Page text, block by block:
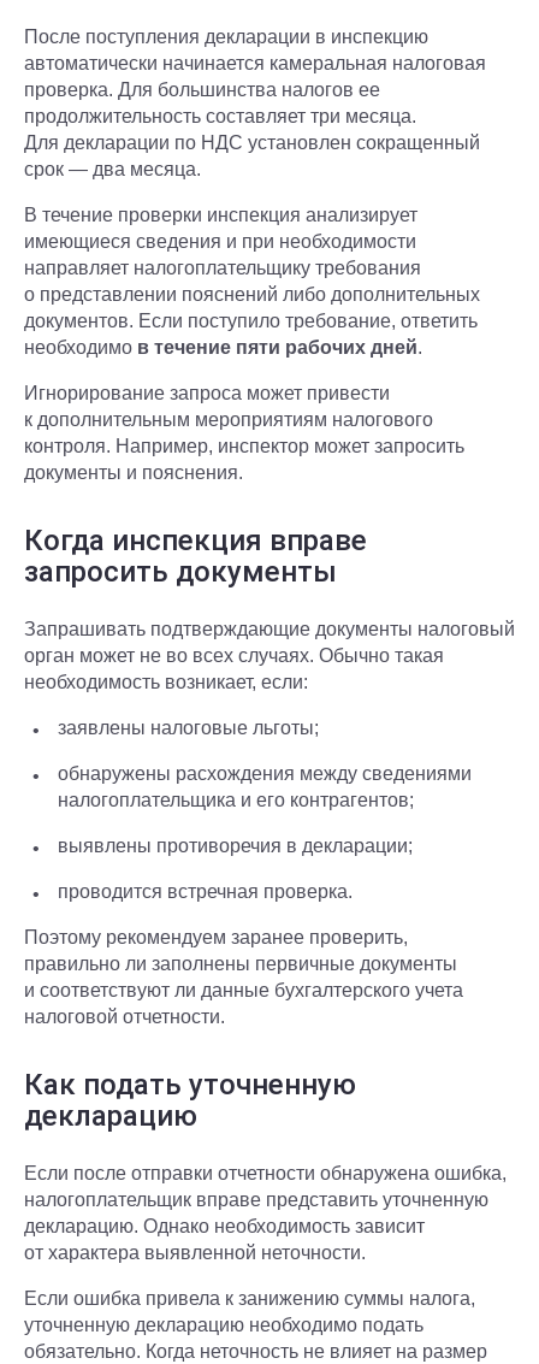
После поступления декларации в инспекцию
автоматически начинается камеральная налоговая
проверка. Для большинства налогов ее
продолжительность составляет три месяца.
Для декларации по НДС установлен сокращенный
срок — два месяца.
В течение проверки инспекция анализирует
имеющиеся сведения и при необходимости
направляет налогоплательщику требования
о представлении пояснений либо дополнительных
документов. Если поступило требование, ответить
необходимо в течение пяти рабочих дней.
Игнорирование запроса может привести
к дополнительным мероприятиям налогового
контроля. Например, инспектор может запросить
документы и пояснения.
Когда инспекция вправе
запросить документы
Запрашивать подтверждающие документы налоговый
орган может не во всех случаях. Обычно такая
необходимость возникает, если:
заявлены налоговые льготы;
обнаружены расхождения между сведениями
налогоплательщика и его контрагентов;
выявлены противоречия в декларации;
проводится встречная проверка.
Поэтому рекомендуем заранее проверить,
правильно ли заполнены первичные документы
и соответствуют ли данные бухгалтерского учета
налоговой отчетности.
Как подать уточненную
декларацию
Если после отправки отчетности обнаружена ошибка,
налогоплательщик вправе представить уточненную
декларацию. Однако необходимость зависит
от характера выявленной неточности.
Если ошибка привела к занижению суммы налога,
уточненную декларацию необходимо подать
обязательно. Когда неточность не влияет на размер